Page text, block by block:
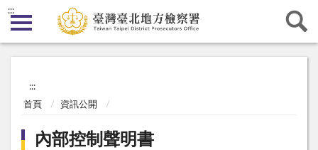
:::
:::
首頁 資訊公開
內部控制聲明書